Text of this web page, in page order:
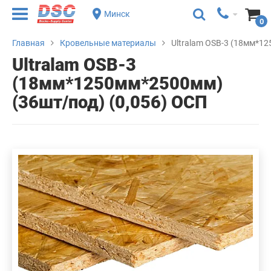
Минск
0
Главная Кровельные материалы Ultralam OSB-3
Ultralam OSB-3
(18мм*1250мм*2500мм)
(36шт/под) (0,056) ОСП